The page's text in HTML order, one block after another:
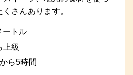
さんあります。
ートル
上級
ら5時間